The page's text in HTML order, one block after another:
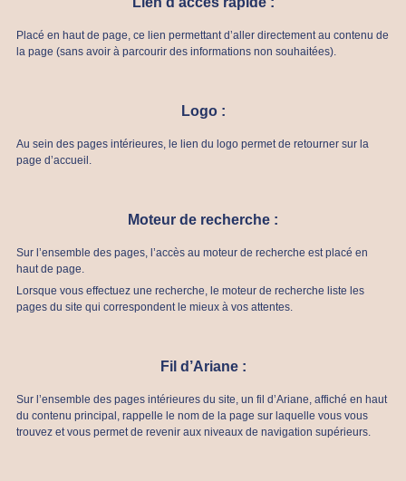
Placé en haut de page, ce lien permettant d’aller directement au contenu de
la page (sans avoir à parcourir des informations non souhaitées).
Logo :
Au sein des pages intérieures, le lien du logo permet de retourner sur la
page d’accueil.
Moteur de recherche :
Sur l’ensemble des pages, l’accès au moteur de recherche est placé en
haut de page.
Lorsque vous effectuez une recherche, le moteur de recherche liste les
pages du site qui correspondent le mieux à vos attentes.
Fil d’Ariane :
Sur l’ensemble des pages intérieures du site, un fil d’Ariane, affiché en haut
du contenu principal, rappelle le nom de la page sur laquelle vous vous
trouvez et vous permet de revenir aux niveaux de navigation supérieurs.